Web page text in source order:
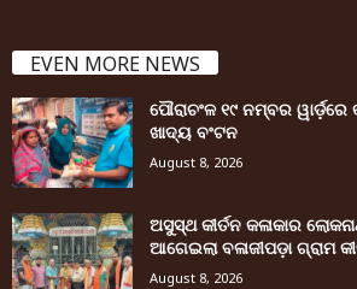
EVEN MORE NEWS
ପୌରାଚଂଳ ୧୯ ନମ୍ବର
ଖାଦ୍ୟ ବଂଟନ
August 8, 2026
ଅସୁସ୍ଥ କୀର୍ତନ କଳାକାର
ଆଗେଇଲା ବଳାଜୀପଡ଼ା ଗ୍ରାମ
August 8, 2026